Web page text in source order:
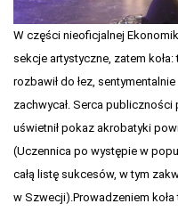
W części nieoficjalnej
sekcje artystyczne, zatem
rozbawił do łez,
zachwycał. Serca
uświetnił pokaz akrobatyki
(Uczennica po występie w
całą listę sukcesów, w tym
w Szwecji).Prowadzeniem